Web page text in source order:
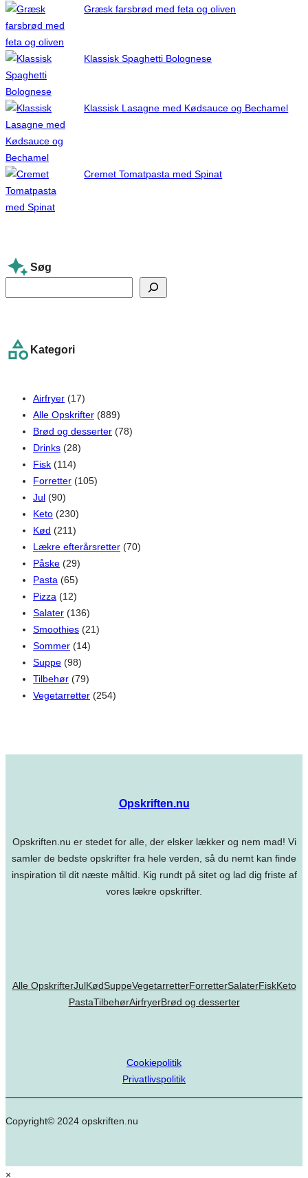
Græsk farsbrød med feta og oliven
Klassisk Spaghetti Bolognese
Klassisk Lasagne med Kødsauce og Bechamel
Cremet Tomatpasta med Spinat
Søg
e
c
Kategori
Airfryer (17)
Alle Opskrifter (889)
Brød og desserter (78)
Drinks (28)
Fisk (114)
Forretter (105)
Jul (90)
Keto (230)
Kød (211)
Lækre efterårsretter (70)
Påske (29)
Pasta (65)
Pizza (12)
Salater (136)
Smoothies (21)
Sommer (14)
Suppe (98)
Tilbehør (79)
Vegetarretter (254)
Opskriften.nu
Opskriften.nu er stedet for alle, der elsker lækker og nem mad! Vi
samler de bedste opskrifter fra hele verden, så du nemt kan finde
inspiration til dit næste måltid. Kig rundt på sitet og lad dig friste af
vores lækre opskrifter.
Alle OpskrifterJulKødSuppeVegetarretterForretterSalaterFiskKeto
PastaTilbehørAirfryerBrød og desserter
Cookiepolitik
Privatlivspolitik
Copyright© 2024 opskriften.nu
×